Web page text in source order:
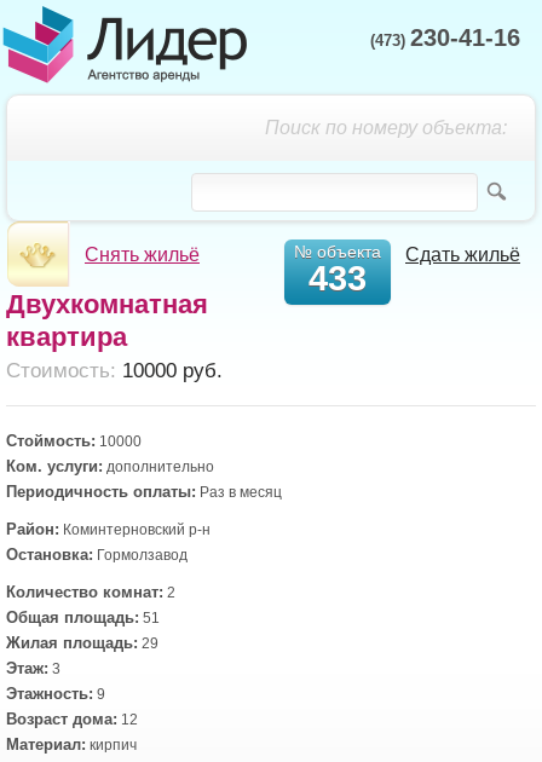
(473) 230-41-16
Поиск по номеру объекта:
Снять жильё Сдать жильё
№ объекта
433
Двухкомнатная
квартира
Cтоимость: 10000 руб.
Стоймость: 10000
Ком. услуги: дополнительно
Периодичность оплаты: Раз в месяц
Район: Коминтерновский р-н
Остановка: Гормолзавод
Количество комнат: 2
Общая площадь: 51
Жилая площадь: 29
Этаж: 3
Этажность: 9
Возраст дома: 12
Материал: кирпич